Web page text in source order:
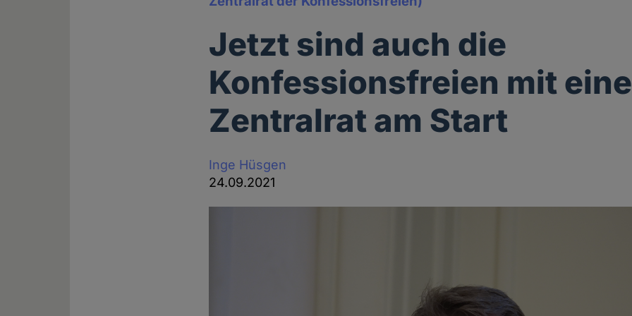
Jetzt sind auch die
Konfessionsfreien mit
Zentralrat am Start
Inge Hüsgen
24.09.2021